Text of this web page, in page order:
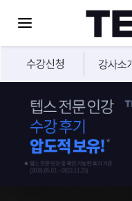
Toggle navigation